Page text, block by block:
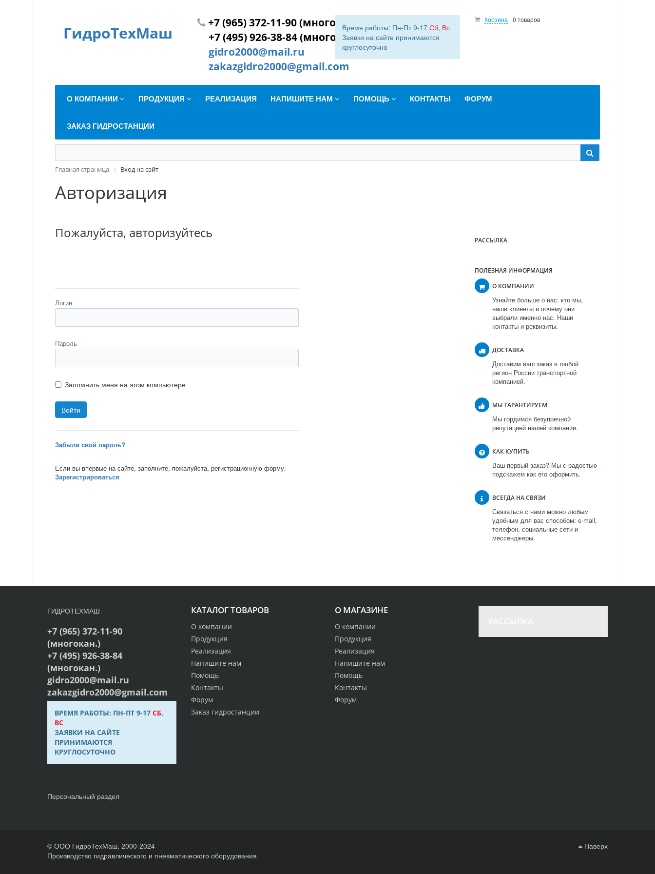
ГидроТехМаш
+7 (965) 372-11-90 (многокан.)
+7 (495) 926-38-84 (многокан.)
gidro2000@mail.ru
zakazgidro2000@gmail.com
Время работы: Пн-Пт 9-17 Сб, Вс
Заявки на сайте принимаются
круглосуточно
Корзина 0 товаров
О КОМПАНИИ ПРОДУКЦИЯ РЕАЛИЗАЦИЯ НАПИШИТЕ НАМ ПОМОЩЬ КОНТАКТЫ ФОРУМ
ЗАКАЗ ГИДРОСТАНЦИИ
Главная страница Вход на сайт
Авторизация
Пожалуйста, авторизуйтесь
Логин
Пароль
Запомнить меня на этом компьютере
Забыли свой пароль?
Если вы впервые на сайте, заполните, пожалуйста, регистрационную форму.
Зарегистрироваться
РАССЫЛКА
ПОЛЕЗНАЯ ИНФОРМАЦИЯ
О КОМПАНИИ
Узнайте больше о нас: кто мы,
наши клиенты и почему они
выбрали именно нас. Наши
контакты и реквизиты.
ДОСТАВКА
Доставим ваш заказ в любой
регион России транспортной
компанией.
МЫ ГАРАНТИРУЕМ
Мы гордимся безупречной
репутацией нашей компании.
КАК КУПИТЬ
Ваш первый заказ? Мы с радостью
подскажем как его оформить.
ВСЕГДА НА СВЯЗИ
Связаться с нами можно любым
удобным для вас способом: e-mail,
телефон, социальные сети и
мессенджеры.
О МАГАЗИНЕ
О компании
Продукция
Реализация
Напишите нам
Помощь
Контакты
Форум
КАТАЛОГ ТОВАРОВ
О компании
Продукция
Реализация
Напишите нам
Помощь
Контакты
Форум
Заказ гидростанции
ГИДРОТЕХМАШ
+7 (965) 372-11-90
(многокан.)
+7 (495) 926-38-84
(многокан.)
gidro2000@mail.ru
zakazgidro2000@gmail.com
ВРЕМЯ РАБОТЫ: ПН-ПТ 9-17СБ,
ВС
ЗАЯВКИ НА САЙТЕ
ПРИНИМАЮТСЯ
КРУГЛОСУТОЧНО
Персональный раздел
© ООО ГидроТехМаш, 2000-2024
Производство гидравлического и пневматического оборудования
Наверх